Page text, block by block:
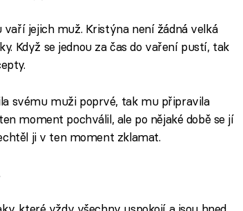
vaří jejich muž. Kristýna není žádná velká
Když se jednou za čas do vaření pustí, tak
svému muži poprvé, tak mu připravila
moment pochválil, ale po nějaké době se jí
ji v ten moment zklamat.